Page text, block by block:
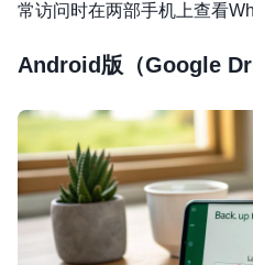
常访问时在两部手机上查看
Android版（Google